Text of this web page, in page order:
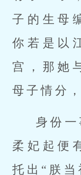
子的生母
你若是以
宫，那她
母子情分
身份
柔妃起便
托出“朕当